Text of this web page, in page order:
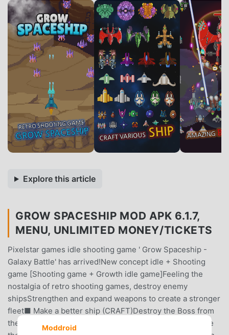
Explore this article
GROW SPACESHIP MOD APK 6.1.7,
MENU, UNLIMITED MONEY/TICKETS
Pixelstar games idle shooting game ' Grow Spaceship -
Galaxy Battle' has arrived!New concept idle + Shooting
game [Shooting game + Growth idle game]Feeling the
nostalgia of retro shooting games, destroy enemy
shipsStrengthen and expand weapons to create a stronger
fleet■ Make a better ship (CRAFT)Destroy the Boss from
the Boss Reid and collect the pieces of the ship to create
Moddroid